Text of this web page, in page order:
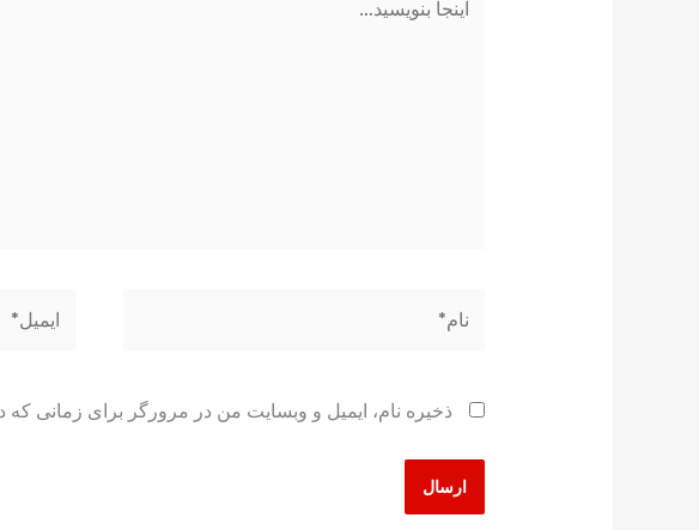
بنویسید…
ذخیره نام، ایمیل و وبسایت من در مرورگر برای زمانی که